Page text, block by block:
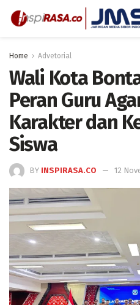
Home Advetorial
Wali Kota
Peran Guru
Karakter dan
Siswa
BY INSPIRASA.CO 12